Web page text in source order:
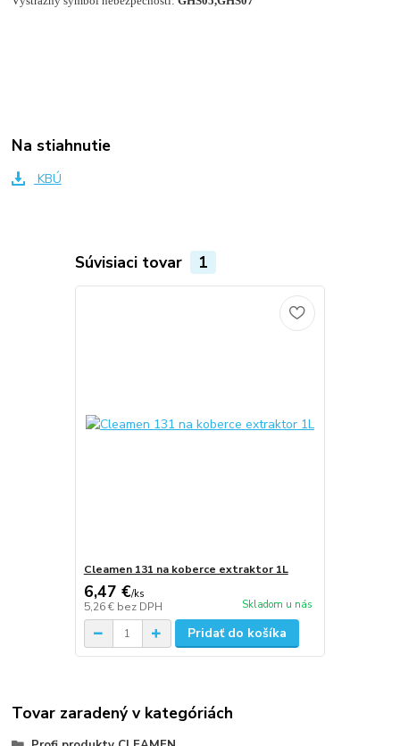
Na stiahnutie
KBÚ
Súvisiaci tovar 1
Cleamen 131 na koberce extraktor 1L
6,47 €/ks
5,26 € bez DPH Skladom u nás
Pridať do košíka
Tovar zaradený v kategóriách